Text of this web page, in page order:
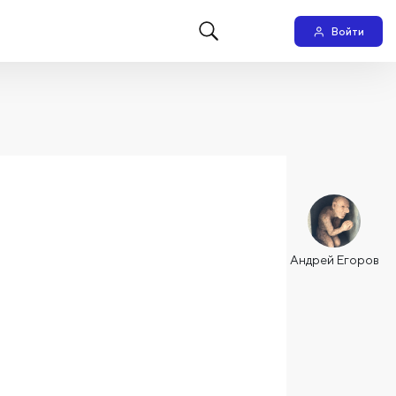
Войти
Андрей Егоров